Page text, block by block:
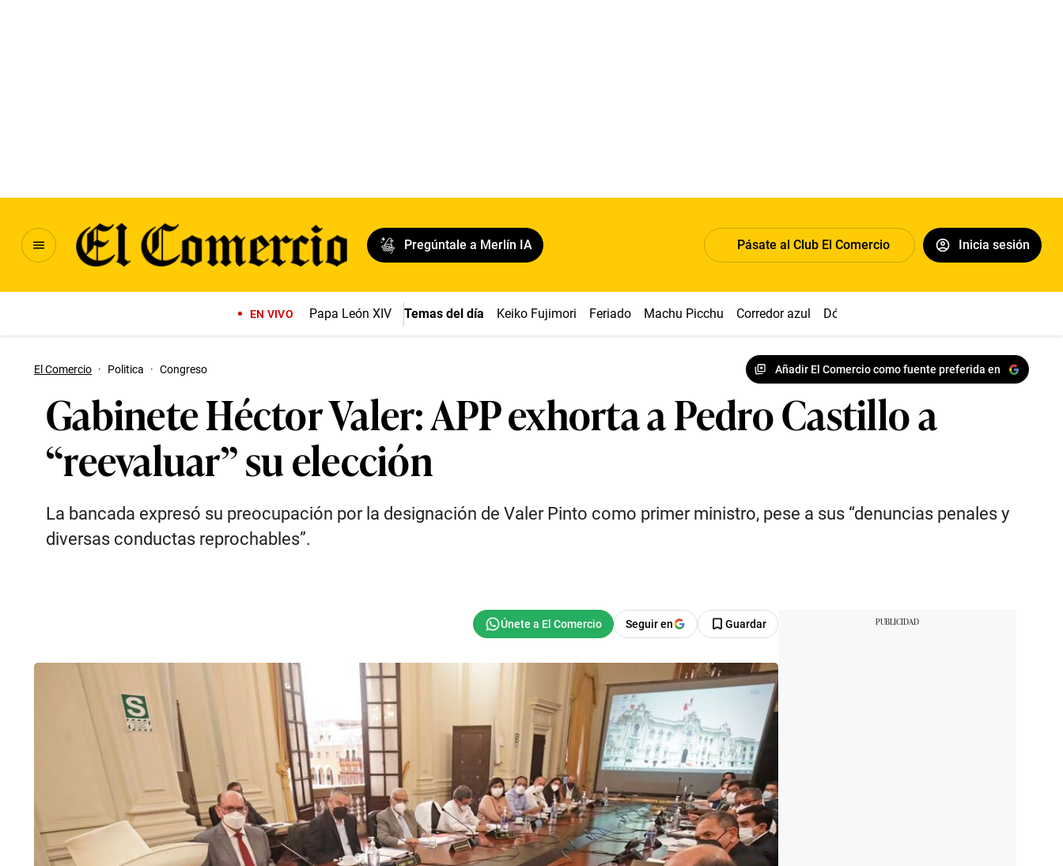
Pregúntale a Merlín IA Pásate al Club El Comercio Inicia sesión
EN VIVO Papa León XIV Temas del día Keiko Fujimori Feriado Machu Picchu Corredor azul Dólar
El Comercio · Politica · Congreso Añadir El Comercio como fuente preferida en
Gabinete Héctor Valer: APP exhorta a Pedro Castillo a
“reevaluar” su elección
La bancada expresó su preocupación por la designación de Valer Pinto como primer ministro, pese a sus “denuncias penales y
diversas conductas reprochables”.
Seguir en Guardar